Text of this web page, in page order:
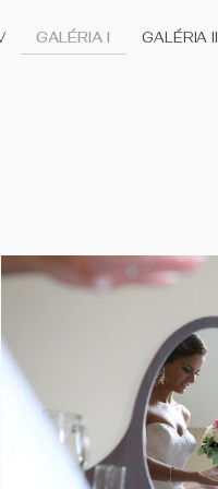
GALÉRIA I GALÉRIA II